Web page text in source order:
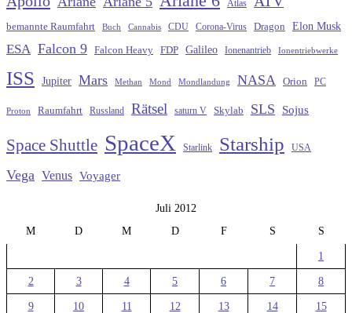
Atlas
bemannte Raumfahrt Buch Cannabis CDU Corona-Virus Dragon Elon Musk
ESA Falcon 9 Falcon Heavy FDP Galileo Ionenantrieb Ionentriebwerke
ISS Jupiter Mars Methan Mond Mondlandung NASA Orion PC
Proton Raumfahrt Russland Rätsel saturn V Skylab SLS Sojus
Space Shuttle SpaceX Starlink Starship USA
Vega Venus Voyager
Juli 2012
M
D M D F S S
1
2 3 4 5 6 7 8
9 10 11 12 13 14 15